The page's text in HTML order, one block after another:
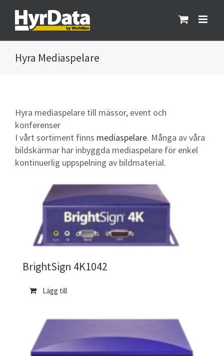
innehållet
Mediaspelare
Hyra mediaspelare till mässor, event och
konferenser
I vårt sortiment finns mediaspelare. Många av våra
bildskärmar har inbyggda mediaspelare för enkel
kontinuerlig uppspelning av bildmaterial.
BrightSign 4K1042
Lägg till